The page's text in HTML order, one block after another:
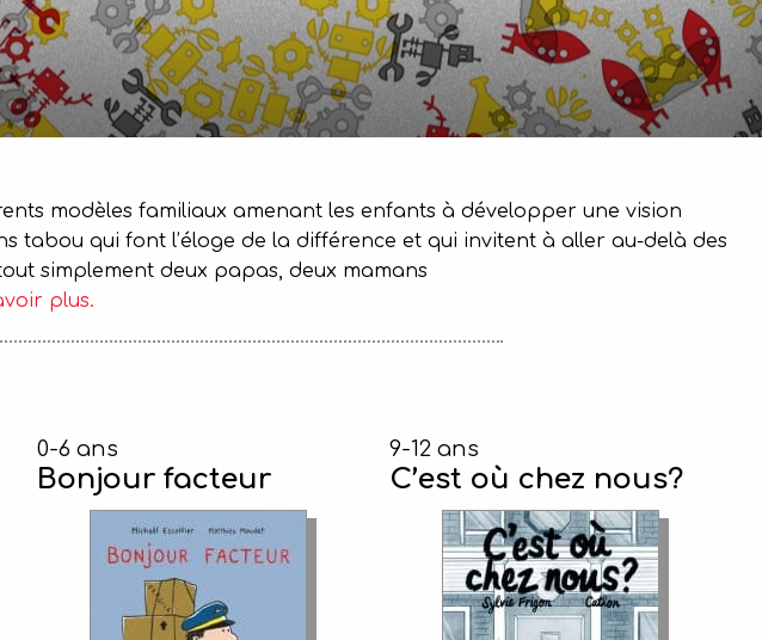
modèles familiaux amenant les enfants à développer une vision
tabou qui font l’éloge de la différence et qui invitent à aller au-delà des
simplement deux papas, deux mamans
plus.
0-6 ans
Bonjour facteur
9-12 ans
C’est où chez nous?